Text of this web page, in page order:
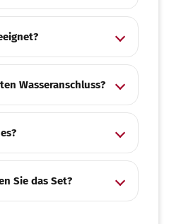
Wasseranschluss?
Sie das Set?